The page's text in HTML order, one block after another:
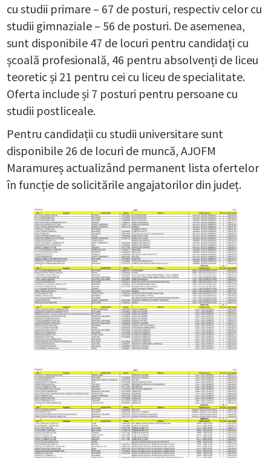
cu studii primare – 67 de posturi, respectiv celor cu
studii gimnaziale – 56 de posturi. De asemenea,
sunt disponibile 47 de locuri pentru candidați cu
școală profesională, 46 pentru absolvenți de liceu
teoretic și 21 pentru cei cu liceu de specialitate.
Oferta include și 7 posturi pentru persoane cu
studii postliceale.
Pentru candidații cu studii universitare sunt
disponibile 26 de locuri de muncă, AJOFM
Maramureș actualizând permanent lista ofertelor
în funcție de solicitările angajatorilor din județ.